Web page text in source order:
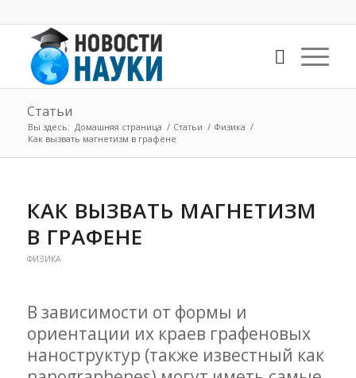
Статьи
Вы здесь: Домашняя страница / Статьи / Физика /
Как вызвать магнетизм в графене
КАК ВЫЗВАТЬ МАГНЕТИЗМ
В ГРАФЕНЕ
ФИЗИКА
В зависимости от формы и
ориентации их краев графеновых
наноструктур (также известный как